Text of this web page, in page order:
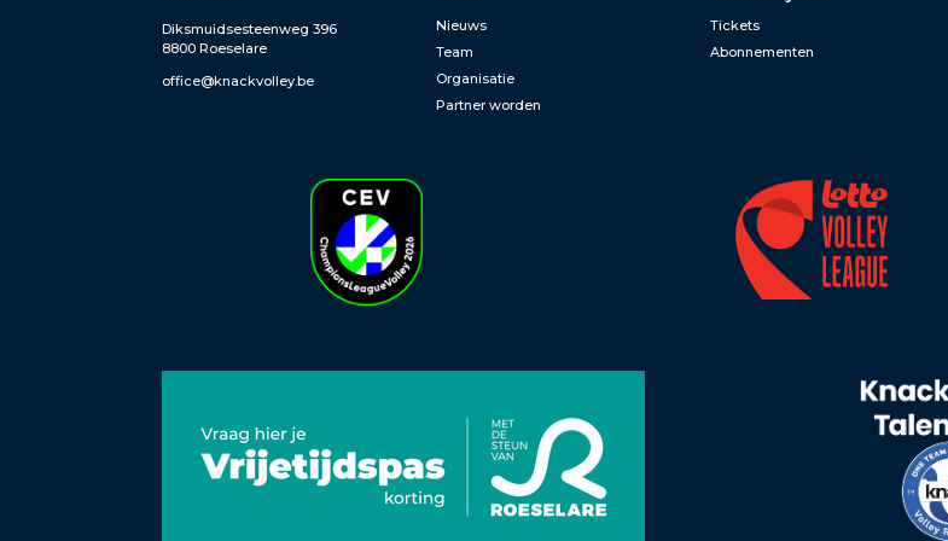
Diksmuidsesteenweg 396
8800 Roeselare
office@knackvolley.be
Nieuws
Team
Organisatie
Partner worden
Tickets
Abonnementen